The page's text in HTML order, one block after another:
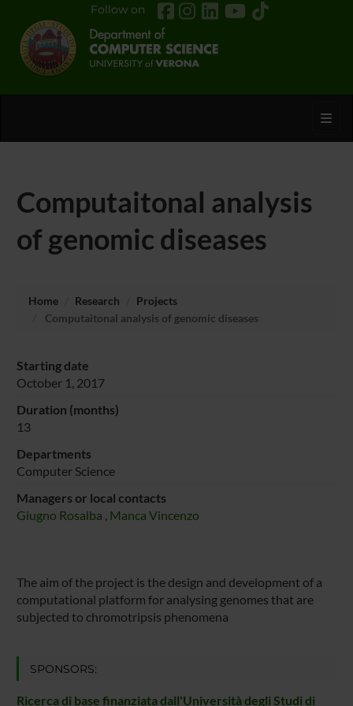
Follow on
Computaitonal analysis
of genomic diseases
Home Research
Projects
Computaitonal analysis of genomic diseases
Starting date
October 1, 2017
Duration (months)
13
Departments
Computer Science
Managers or local contacts
Giugno Rosalba , Manca Vincenzo
The aim of the project is the design and development of a
computational platform for analysing genomes that are
subjected to chromotripsis phenomena
SPONSORS:
Ricerca di base finanziata dall'Università degli Studi di